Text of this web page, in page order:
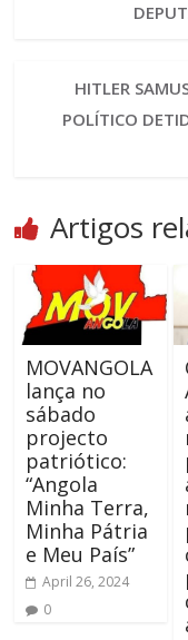
HITLER
POLÍTICO
Artigos
MOVANGOLA
lança no
sábado
projecto
patriótico:
“Angola
Minha Terra,
Minha Pátria
e Meu País”
April 26, 2024
0